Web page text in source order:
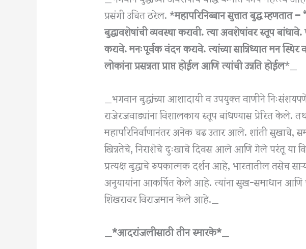
प्रसंगी उचित ठरेल. *महापरिनिब्बान सुत्तात बुद्ध म्हणतात
बुद्धावशेषांची व्यवस्था करावी. त्या अवशेषांवर स्तूप
करावे. मनःपूर्वक वंदन करावे. त्यांच्या सान्निध्यात मन
लोकांना प्रसन्नता प्राप्त होईल आणि त्यांची उन्नति होईल*_
_भगवान बुद्धांच्या आशादायी व उपयुक्त वाणीने
राजेरजवाड्यांना विशालकाय स्तूप बांधण्यास प्रेरित केले.
महापरिनिर्वाणानंतर अनेक चढ उतार आले. शांती सुखाचे,
खिन्नतेचे, निराशेचे दुःखाचे दिवस आले आणि गेले परंतू या
प्रत्यक्ष बुद्धाचे रूपकात्मक दर्शन आहे, भारतातील तसेच
अनुयायांना आकर्षित केले आहे. त्यांना सुख-समाधान आणि
शिखरावर विराजमान केले आहे._
_*आदरांजलीसाठी तीन स्मारके*_